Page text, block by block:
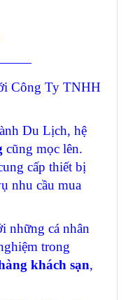
Công Ty TNHH
Du Lịch, hệ
cũng mọc lên.
cấp thiết bị
nhu cầu mua
những cá nhân
trong
khách sạn,